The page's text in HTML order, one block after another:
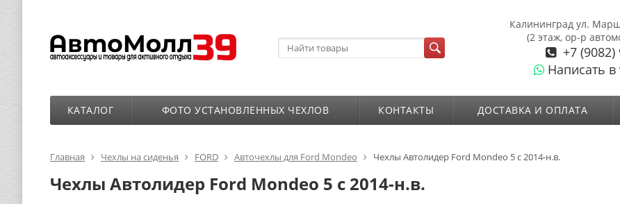
Калининград ул.
(2 этаж, ор-р
+7 (9082)
Написать
КАТАЛОГ ФОТО УСТАНОВЛЕННЫХ ЧЕХЛОВ КОНТАКТЫ ДОСТАВКА И ОПЛАТА
Главная Чехлы на сиденья FORD Авточехлы для Ford Mondeo Чехлы Автолидер Ford Mondeo 5 с 2014-н.в.
Чехлы Автолидер Ford Mondeo 5 с 2014-н.в.